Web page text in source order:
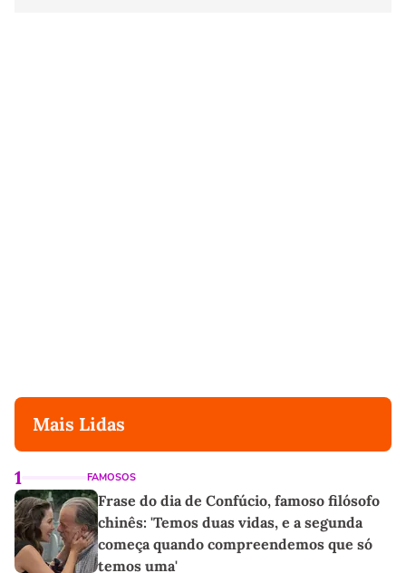
Mais Lidas
1 FAMOSOS
Frase do dia de Confúcio, famoso filósofo
chinês: 'Temos duas vidas, e a segunda
começa quando compreendemos que só
temos uma'